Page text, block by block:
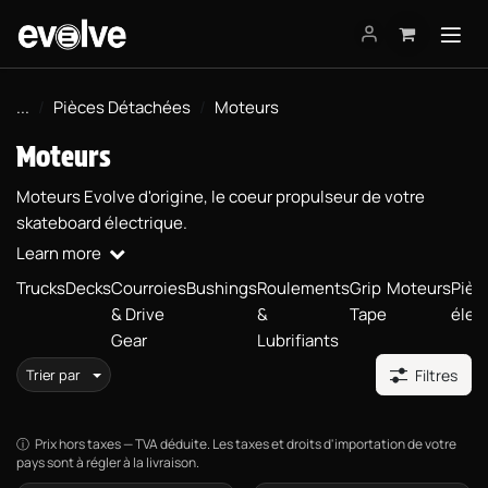
... Pièces Détachées Moteurs
Moteurs
Moteurs Evolve d'origine, le coeur propulseur de votre
skateboard électrique.
Learn more
TrucksDecksCourroies
& Drive
Gear
BushingsRoulements
&
Lubrifiants
Grip
Tape
Moteurs
Trier par Filtres
Prix hors taxes — TVA déduite. Les taxes et droits d'importation de votre
pays sont à régler à la livraison.